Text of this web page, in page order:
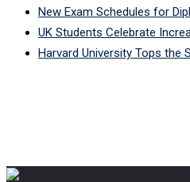
New Exam Schedules for
UK Students Celebrate
Harvard University Tops the